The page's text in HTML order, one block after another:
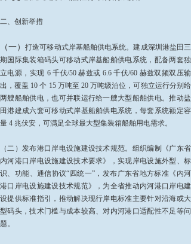
二、创新举措
（一）打造可移动式岸基船舶供电系统。建成深圳港盐田三
期国际集装箱码头可移动式岸基船舶供电系统，配备两套独
立电源，实现 6 千伏/50 赫兹或 6.6 千伏/60 赫兹双频双压输
出，覆盖 10 个 15 万吨至 20 万吨级泊位，可独立运行分别给
两艘船舶供电，也可并联运行给一艘大型船舶供电。推动盐
田港建成六套可移动式岸基船舶供电系统，每套系统额定容
量 4 兆伏安，可满足全球最大型集装箱船舶用电需求。
（二）发布港口岸电设施建设技术规范。组织编制《广东省
内河港口岸电设施建设技术要求》，实现岸电设施外型、标
识、功能、通信协议“四统一”，发布广东省地方标准《内河
港口岸电设施建设技术规范》，为全省推动内河港口岸电建
设提供标准指引，推动解决现行岸电标准主要针对沿海或大
型码头，技术门槛与成本较高、对内河港口适配性不足等问
题。